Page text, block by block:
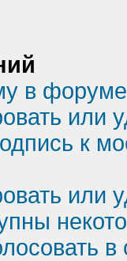
в
или
к
или
в